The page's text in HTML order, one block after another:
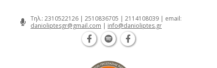
Τηλ.: 2310522126 | 2510836705 | 2114108039 | email:
danioliptesgr@gmail.com | info@danioliptes.gr